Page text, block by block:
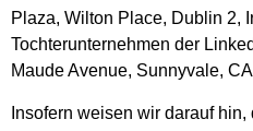
Plaza, Wilton Place, Dublin 2,
Tochterunternehmen der
Maude Avenue, Sunnyvale,
Insofern weisen wir darauf